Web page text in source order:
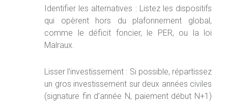
Identifier les alternatives : Listez les dispositifs
qui opèrent hors du plafonnement global,
comme le déficit foncier, le PER, ou la loi
Malraux.
Lisser l’investissement : Si possible, répartissez
un gros investissement sur deux années civiles
(signature fin d’année N, paiement début N+1)